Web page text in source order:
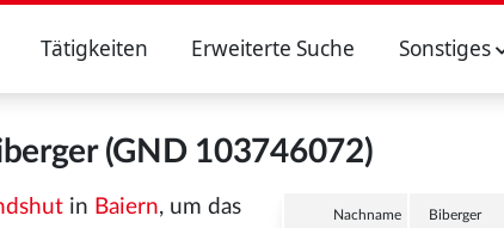
Tätigkeiten Erweiterte Suche Sonstiges
(GND 103746072)
Nachname Biberger
in Baiern, um das